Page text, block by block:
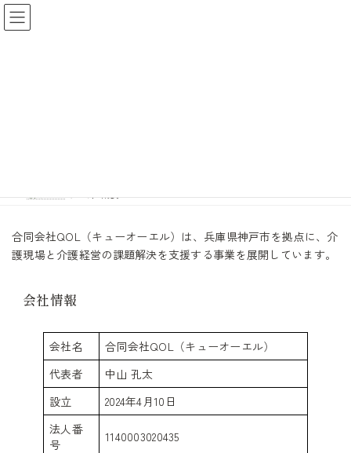
コ
ン
ナ
ビ
合同会社QOL（キューオーエル）は、兵庫県神戸市を拠点に、介
護現場と介護経営の課題解決を支援する事業を展開しています。
会社情報
会社名
合同会社QOL（キューオーエル）
代表者
中山 孔太
設立
2024年4月10日
法人番
号
1140003020435